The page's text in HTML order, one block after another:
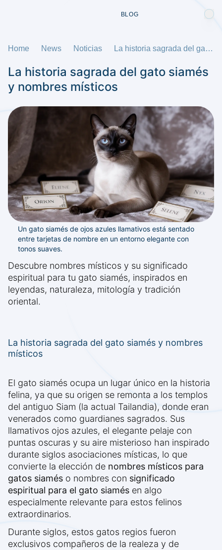
BLOG
Home News Noticias La historia sagrada del gato siamés y nombres místicos
La historia sagrada del gato siamés
y nombres místicos
Un gato siamés de ojos azules llamativos está sentado
entre tarjetas de nombre en un entorno elegante con
tonos suaves.
Descubre nombres místicos y su significado
espiritual para tu gato siamés, inspirados en
leyendas, naturaleza, mitología y tradición
oriental.
La historia sagrada del gato siamés y nombres
místicos
El gato siamés ocupa un lugar único en la historia
felina, ya que su origen se remonta a los templos
del antiguo Siam (la actual Tailandia), donde eran
venerados como guardianes sagrados. Sus
llamativos ojos azules, el elegante pelaje con
puntas oscuras y su aire misterioso han inspirado
durante siglos asociaciones místicas, lo que
convierte la elección de nombres místicos para
gatos siamés o nombres con significado
espiritual para el gato siamés en algo
especialmente relevante para estos felinos
extraordinarios.
Durante siglos, estos gatos regios fueron
exclusivos compañeros de la realeza y de